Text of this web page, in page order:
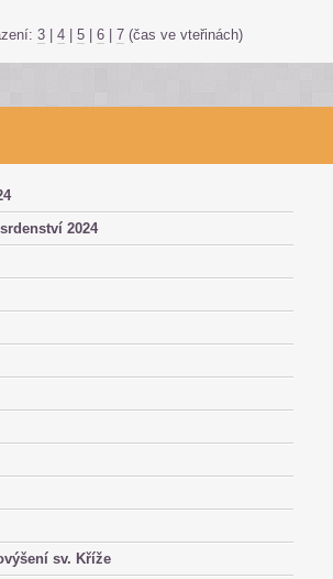
3 4 5 6 7 (čas ve vteřinách)
2024
sv. Kříže